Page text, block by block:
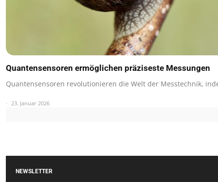
Quantensensoren ermöglichen präziseste Messungen
Quantensensoren revolutionieren die Welt der Messtechnik,
23. Januar 2026
NEWSLETTER